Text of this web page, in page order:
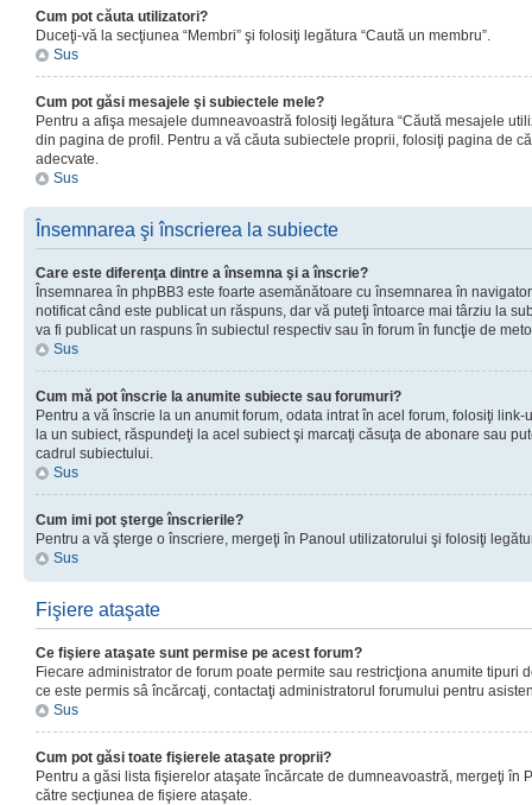
Cum pot căuta utilizatori?
Duceţi-vă la secţiunea “Membri” şi folosiţi legătura “Caută un membru”.
Sus
Cum pot găsi mesajele şi subiectele mele?
Pentru a afişa mesajele dumneavoastră folosiţi legătura “Căută mesajele
din pagina de profil. Pentru a vă căuta subiectele proprii, folosiţi pagina de
adecvate.
Sus
Însemnarea şi înscrierea la subiecte
Care este diferenţa dintre a însemna şi a înscrie?
Însemnarea în phpBB3 este foarte asemănătoare cu însemnarea în
notificat când este publicat un răspuns, dar vă puteţi întoarce mai târziu la
va fi publicat un raspuns în subiectul respectiv sau în forum în funcţie de
Sus
Cum mă pot înscrie la anumite subiecte sau forumuri?
Pentru a vă înscrie la un anumit forum, odata intrat în acel forum, folosiţi
la un subiect, răspundeţi la acel subiect şi marcaţi căsuţa de abonare sau
cadrul subiectului.
Sus
Cum imi pot şterge înscrierile?
Pentru a vă şterge o înscriere, mergeţi în Panoul utilizatorului şi folosiţi
Sus
Fişiere ataşate
Ce fişiere ataşate sunt permise pe acest forum?
Fiecare administrator de forum poate permite sau restricţiona anumite tipuri
ce este permis sâ încărcaţi, contactaţi administratorul forumului pentru
Sus
Cum pot găsi toate fişierele ataşate proprii?
Pentru a găsi lista fişierelor ataşate încărcate de dumneavoastră, mergeţi în
către secţiunea de fişiere ataşate.